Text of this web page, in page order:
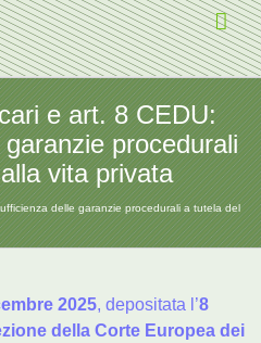
e art. 8 CEDU:
procedurali
vita privata
delle garanzie procedurali a tutela del
2025, depositata l’8
della Corte Europea dei